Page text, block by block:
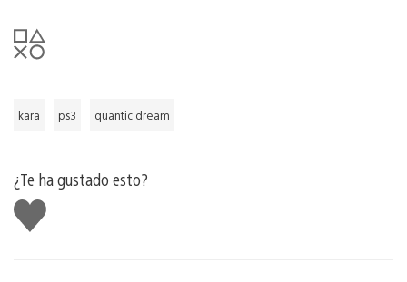
kara ps3 quantic dream
¿Te ha gustado esto?
Me
gusta